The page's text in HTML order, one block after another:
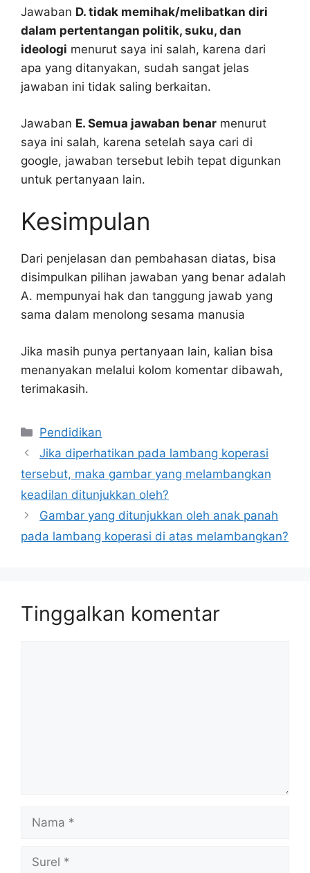
Jawaban D. tidak memihak/melibatkan diri
dalam pertentangan politik, suku, dan
ideologi menurut saya ini salah, karena dari
apa yang ditanyakan, sudah sangat jelas
jawaban ini tidak saling berkaitan.
Jawaban E. Semua jawaban benar menurut
saya ini salah, karena setelah saya cari di
google, jawaban tersebut lebih tepat digunkan
untuk pertanyaan lain.
Kesimpulan
Dari penjelasan dan pembahasan diatas, bisa
disimpulkan pilihan jawaban yang benar adalah
A. mempunyai hak dan tanggung jawab yang
sama dalam menolong sesama manusia
Jika masih punya pertanyaan lain, kalian bisa
menanyakan melalui kolom komentar dibawah,
terimakasih.
Kategori
Pendidikan
Jika diperhatikan pada lambang koperasi
tersebut, maka gambar yang melambangkan
keadilan ditunjukkan oleh?
Gambar yang ditunjukkan oleh anak panah
pada lambang koperasi di atas melambangkan?
Tinggalkan komentar